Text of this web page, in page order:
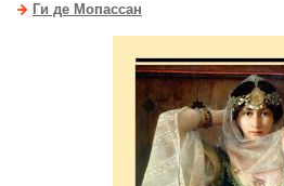
Ги де Мопассан